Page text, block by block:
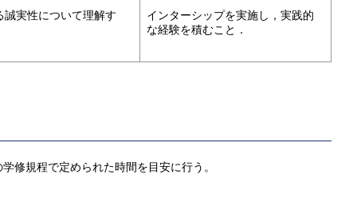
実性について理解す
インターシップを実施し，実践的
な経験を積むこと．
修規程で定められた時間を目安に行う。